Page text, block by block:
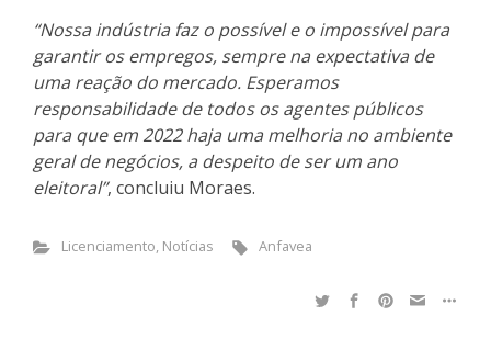
“Nossa indústria faz o possível e o impossível para
garantir os empregos, sempre na expectativa de
uma reação do mercado. Esperamos
responsabilidade de todos os agentes públicos
para que em 2022 haja uma melhoria no ambiente
geral de negócios, a despeito de ser um ano
eleitoral”, concluiu Moraes.
Licenciamento, Notícias Anfavea